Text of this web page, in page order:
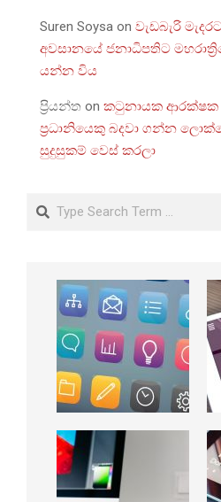
Suren Soysa on වැඩබැරි
අවසානයේ ජනාධිපතිට
යන්න විය
ප්‍රියන්ත on කටුනායක ආරක්ෂක
ප්‍රධානියෙකු බදවා ගන්න
සුදුසුකම් වෙස් කරලා
Search